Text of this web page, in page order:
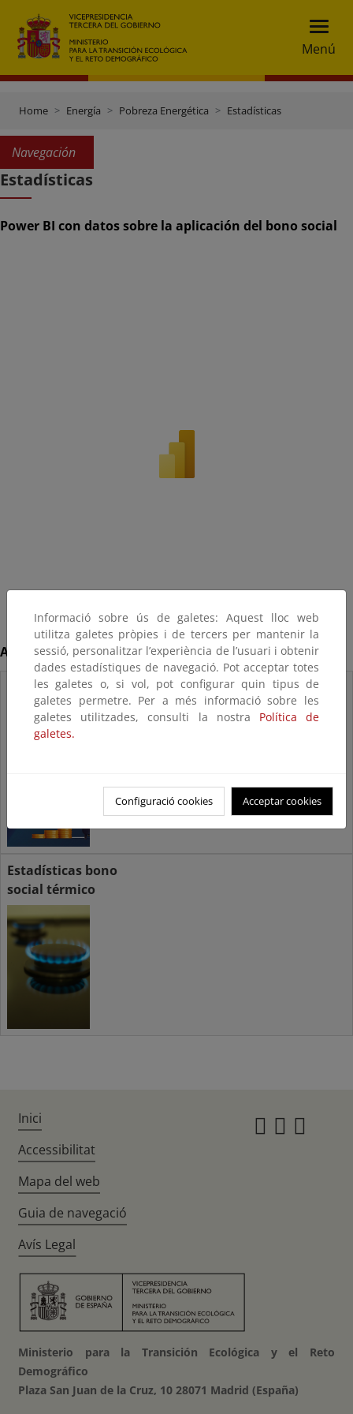
Menú
Home Energía Pobreza Energética Estadísticas
Navegación
Estadísticas
Power BI con datos sobre la aplicación del bono social
Acceda a los datos en formato excel
Estadísticas bono
social eléctrico
Estadísticas bono
social térmico
Informació sobre ús de galetes: Aquest lloc web
utilitza galetes pròpies i de tercers per mantenir la
sessió, personalitzar l’experiència de l’usuari i obtenir
dades estadístiques de navegació. Pot acceptar totes
les galetes o, si vol, pot configurar quin tipus de
galetes permetre. Per a més informació sobre les
galetes utilitzades, consulti la nostra Política de
galetes.
Configuració cookies Acceptar cookies
Inici
Accessibilitat
Mapa del web
Guia de navegació
Avís Legal
Ministerio para la Transición Ecológica y el Reto
Demográfico
Plaza San Juan de la Cruz, 10 28071 Madrid (España)